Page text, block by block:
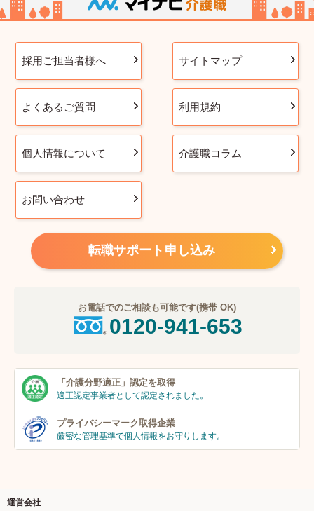
採用ご担当者様へ サイトマップ
よくあるご質問 利用規約
個人情報について 介護職コラム
お問い合わせ
転職サポート申し込み
お電話でのご相談も可能です(携帯 OK)
0120-941-653
「介護分野適正」 認定を取得
適正認定事業者として認定されました。
プライバシーマーク取得企業
厳密な管理基準で個人情報をお守りします。
運営会社